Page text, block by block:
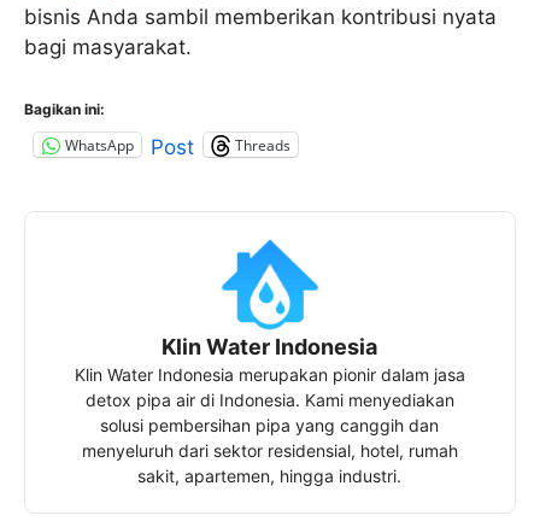
bisnis Anda sambil memberikan kontribusi nyata
bagi masyarakat.
Bagikan ini:
WhatsApp Post Threads
Klin Water Indonesia
Klin Water Indonesia merupakan pionir dalam jasa
detox pipa air di Indonesia. Kami menyediakan
solusi pembersihan pipa yang canggih dan
menyeluruh dari sektor residensial, hotel, rumah
sakit, apartemen, hingga industri.